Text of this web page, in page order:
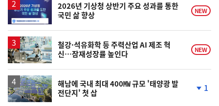
2026년 기상청 상반기 주요 성과를 통한
국민 삶 향상
NEW
철강·석유화학 등 주력산업 AI 제조 혁
신…잠재성장률 높인다
NEW
해남에 국내 최대 400㎿ 규모 '태양광 발
전단지' 첫 삽
1